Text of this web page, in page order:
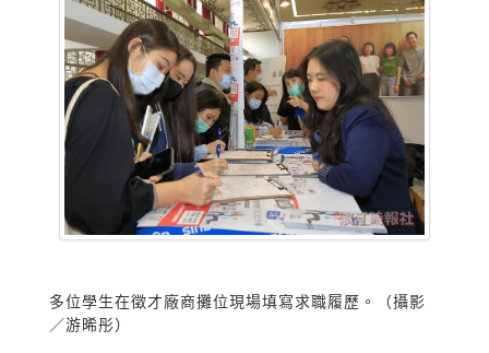
多位學生在徵才廠商攤位現場填寫求職履歷。（攝影
／游晞彤）